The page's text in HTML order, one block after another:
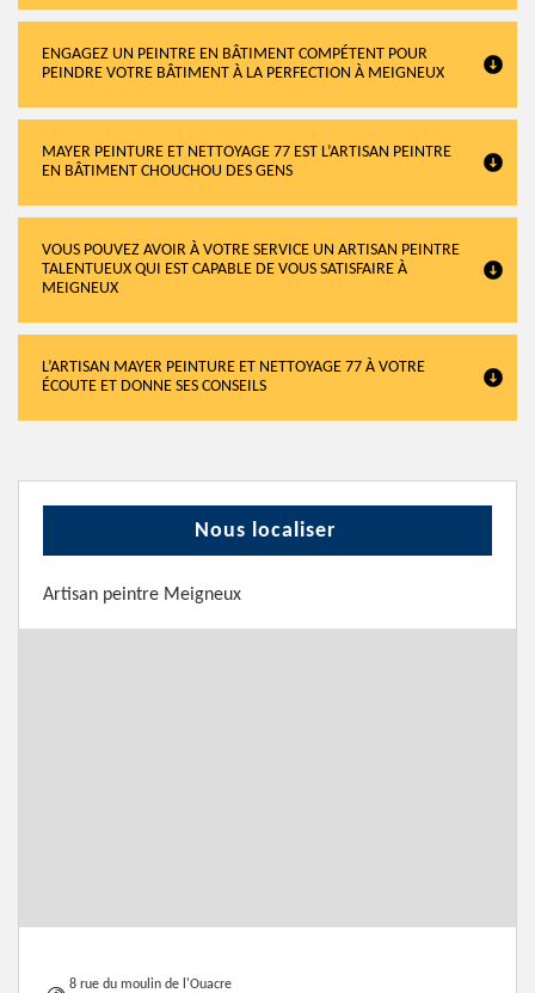
ENGAGEZ UN PEINTRE EN BÂTIMENT COMPÉTENT POUR
PEINDRE VOTRE BÂTIMENT À LA PERFECTION À MEIGNEUX
MAYER PEINTURE ET NETTOYAGE 77 EST L’ARTISAN PEINTRE
EN BÂTIMENT CHOUCHOU DES GENS
VOUS POUVEZ AVOIR À VOTRE SERVICE UN ARTISAN PEINTRE
TALENTUEUX QUI EST CAPABLE DE VOUS SATISFAIRE À
MEIGNEUX
L’ARTISAN MAYER PEINTURE ET NETTOYAGE 77 À VOTRE
ÉCOUTE ET DONNE SES CONSEILS
Nous localiser
Artisan peintre Meigneux
8 rue du moulin de l'Ouacre